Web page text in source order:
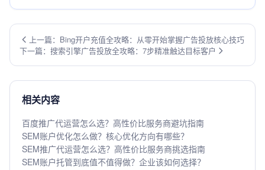
上一篇：Bing开户充值全攻略：从零开始掌握广告投放核心技巧
下一篇：搜索引擎广告投放全攻略：7步精准触达目标客户
相关内容
百度推广代运营怎么选？高性价比服务商避坑指南
SEM账户优化怎么做？核心优化方向有哪些？
SEM推广代运营怎么选？高性价比服务商挑选指南
SEM账户托管到底值不值得做？企业该如何选择？